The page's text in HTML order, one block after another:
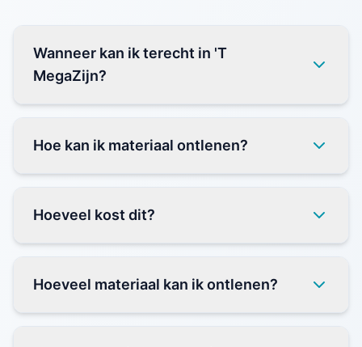
Wanneer kan ik terecht in 'T
MegaZijn?
Hoe kan ik materiaal ontlenen?
Hoeveel kost dit?
Hoeveel materiaal kan ik ontlenen?